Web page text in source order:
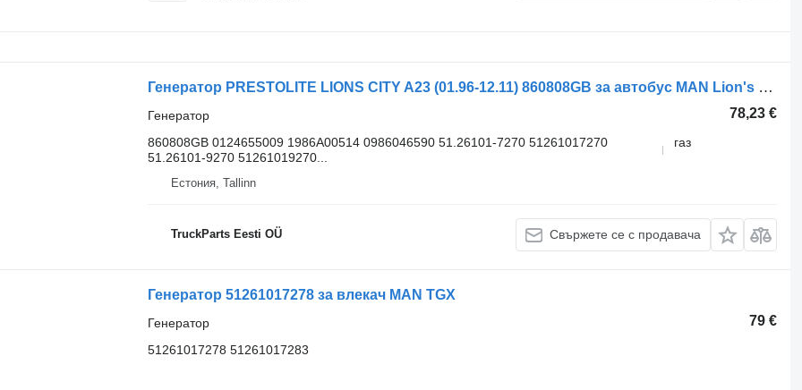
Генератор PRESTOLITE LIONS CITY A23 (01.96-12.11) 860808GB за автобус MAN Lion's bus (1991-)
78,23 €
Генератор
860808GB 0124655009 1986A00514 0986046590 51.26101-7270 51261017270
51.26101-9270 51261019270...
газ
Естония, Tallinn
TruckParts Eesti OÜ Свържете се с продавача
Генератор 51261017278 за влекач MAN TGX
79 €
Генератор
51261017278 51261017283